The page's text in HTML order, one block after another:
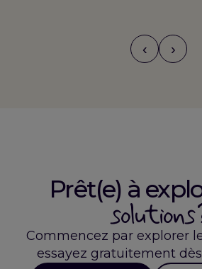
‹ ›
Prêt(e) à
solutions
Commencez par explorer
essayez gratuitement